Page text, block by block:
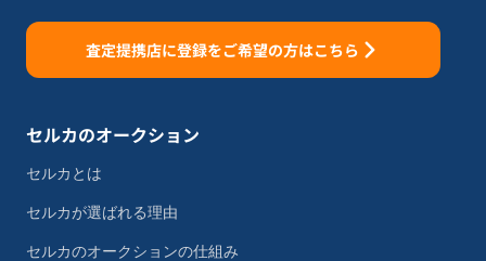
査定提携店に登録をご希望の方はこちら
セルカのオークション
セルカとは
セルカが選ばれる理由
セルカのオークションの仕組み